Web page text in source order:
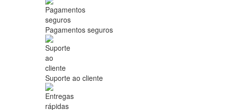
Pagamentos seguros
Suporte ao cliente